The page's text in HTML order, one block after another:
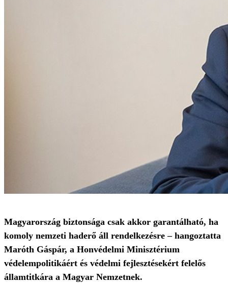
Magyarország biztonsága csak akkor garantálható, ha
komoly nemzeti haderő áll rendelkezésre – hangoztatta
Maróth Gáspár, a Honvédelmi Minisztérium
védelempolitikáért és védelmi fejlesztésekért felelős
államtitkára a Magyar Nemzetnek.